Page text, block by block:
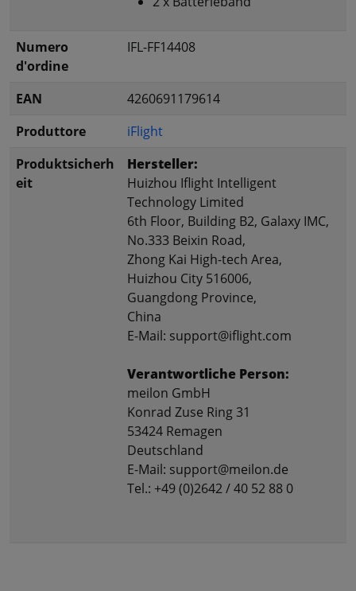
Numero
d'ordine
IFL-FF14408
EAN
4260691179614
Produttore
iFlight
Produktsicherh
eit
Hersteller:
Huizhou Iflight Intelligent
Technology Limited
6th Floor, Building B2, Galaxy IMC,
No.333 Beixin Road,
Zhong Kai High-tech Area,
Huizhou City 516006,
Guangdong Province,
China
E-Mail: support@iflight.com
Verantwortliche Person:
meilon GmbH
Konrad Zuse Ring 31
53424 Remagen
Deutschland
E-Mail: support@meilon.de
Tel.: +49 (0)2642 / 40 52 88 0